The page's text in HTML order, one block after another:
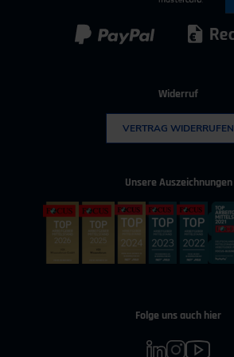
Widerruf
VERTRAG WIDERRUFEN
Unsere Auszeichnungen
Folge uns auch hier